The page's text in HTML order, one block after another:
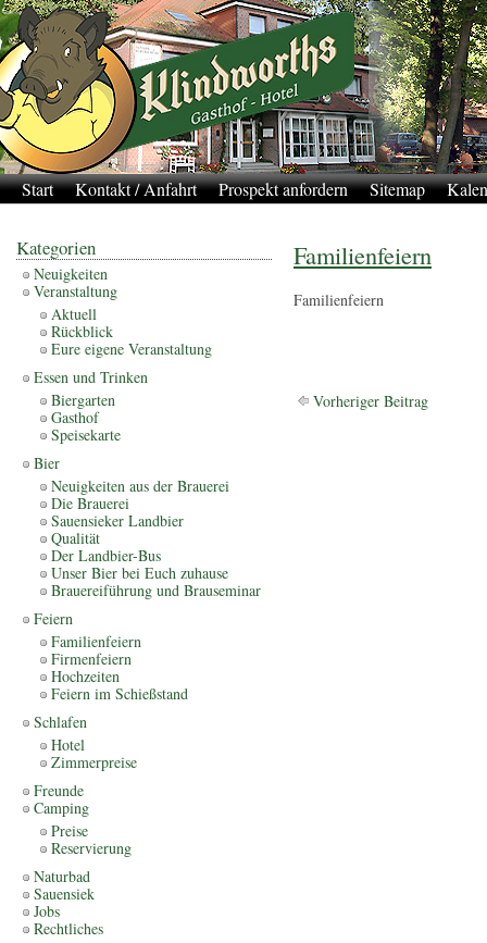
Start Kontakt / Anfahrt Prospekt anfordern Sitemap
Familienfeiern
Familienfeiern
Vorheriger Beitrag
Kategorien
Neuigkeiten
Veranstaltung
Aktuell
Rückblick
Eure eigene Veranstaltung
Essen und Trinken
Biergarten
Gasthof
Speisekarte
Bier
Neuigkeiten aus der Brauerei
Die Brauerei
Sauensieker Landbier
Qualität
Der Landbier-Bus
Unser Bier bei Euch zuhause
Brauereiführung und Brauseminar
Feiern
Familienfeiern
Firmenfeiern
Hochzeiten
Feiern im Schießstand
Schlafen
Hotel
Zimmerpreise
Freunde
Camping
Preise
Reservierung
Naturbad
Sauensiek
Jobs
Rechtliches